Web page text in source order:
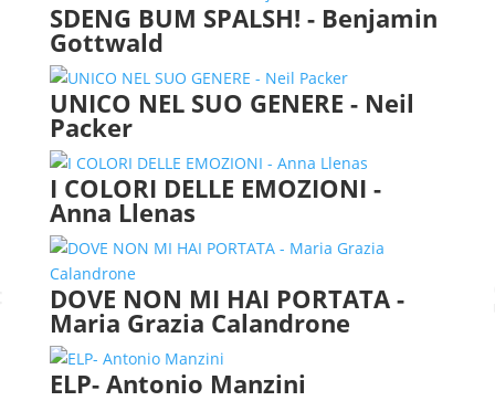
SDENG BUM SPALSH! - Benjamin
Gottwald
UNICO NEL SUO GENERE - Neil
Packer
I COLORI DELLE EMOZIONI -
Anna Llenas
DOVE NON MI HAI PORTATA -
Maria Grazia Calandrone
ELP- Antonio Manzini